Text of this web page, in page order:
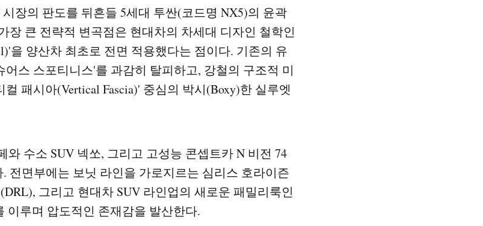
장의 판도를 뒤흔들 5세대 투싼(코드명 NX5)의 윤곽
장 큰 전략적 변곡점은 현대차의 차세대 디자인 철학인
을 양산차 최초로 전면 적용했다는 점이다. 기존의 유
스 스포티니스'를 과감히 탈피하고, 강철의 구조적 미
패시아(Vertical Fascia)' 중심의 박시(Boxy)한 실루엣
와 수소 SUV 넥쏘, 그리고 고성능 콘셉트카 N 비전 74
전면부에는 보닛 라인을 가로지르는 심리스 호라이즌
그리고 현대차 SUV 라인업의 새로운 패밀리룩인
이루며 압도적인 존재감을 발산한다.